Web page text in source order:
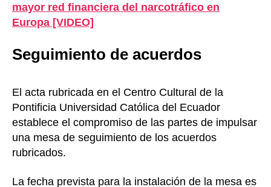
mayor red financiera del narcotráfico en
Europa [VIDEO]
Seguimiento de acuerdos
El acta rubricada en el Centro Cultural de la
Pontificia Universidad Católica del Ecuador
establece el compromiso de las partes de impulsar
una mesa de seguimiento de los acuerdos
rubricados.
La fecha prevista para la instalación de la mesa es